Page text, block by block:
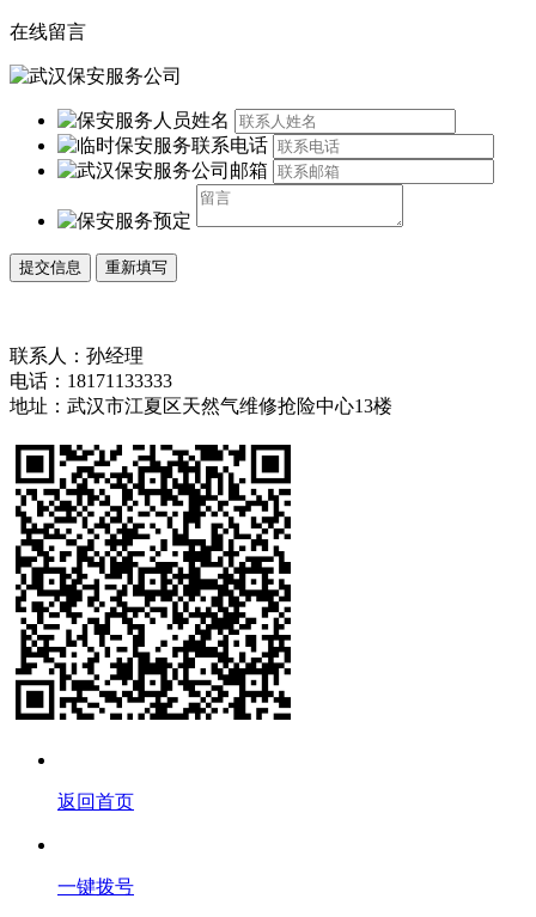
在线留言
联系人：孙经理
电话：18171133333
地址：武汉市江夏区天然气维修抢险中心13楼
返回首页
一键拨号